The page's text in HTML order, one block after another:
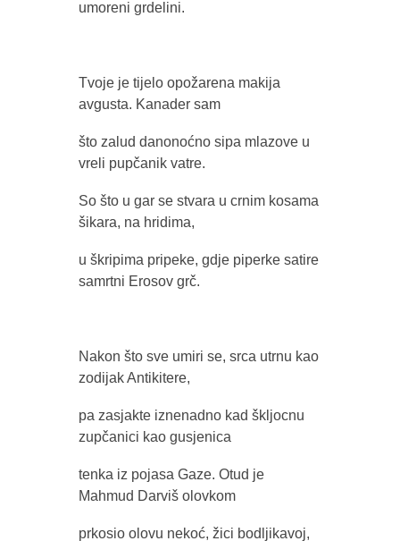
umoreni grdelini.
Tvoje je tijelo opožarena makija
avgusta. Kanader sam
što zalud danonoćno sipa mlazove u
vreli pupčanik vatre.
So što u gar se stvara u crnim kosama
šikara, na hridima,
u škripima pripeke, gdje piperke satire
samrtni Erosov grč.
Nakon što sve umiri se, srca utrnu kao
zodijak Antikitere,
pa zasjakte iznenadno kad škljocnu
zupčanici kao gusjenica
tenka iz pojasa Gaze. Otud je
Mahmud Darviš olovkom
prkosio olovu nekoć, žici bodljikavoj,